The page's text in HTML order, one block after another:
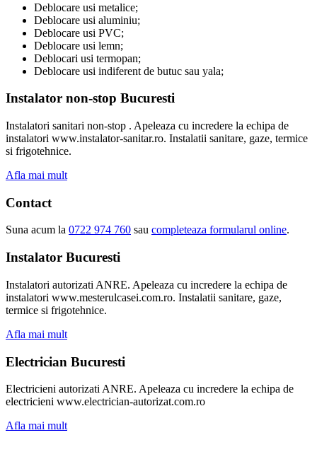
Deblocare usi metalice;
Deblocare usi aluminiu;
Deblocare usi PVC;
Deblocare usi lemn;
Deblocari usi termopan;
Deblocare usi indiferent de butuc sau yala;
Instalator non-stop Bucuresti
Instalatori sanitari non-stop . Apeleaza cu incredere la echipa de
instalatori www.instalator-sanitar.ro. Instalatii sanitare, gaze, termice
si frigotehnice.
Afla mai mult
Contact
Suna acum la 0722 974 760 sau completeaza formularul online.
Instalator Bucuresti
Instalatori autorizati ANRE. Apeleaza cu incredere la echipa de
instalatori www.mesterulcasei.com.ro. Instalatii sanitare, gaze,
termice si frigotehnice.
Afla mai mult
Electrician Bucuresti
Electricieni autorizati ANRE. Apeleaza cu incredere la echipa de
electricieni www.electrician-autorizat.com.ro
Afla mai mult